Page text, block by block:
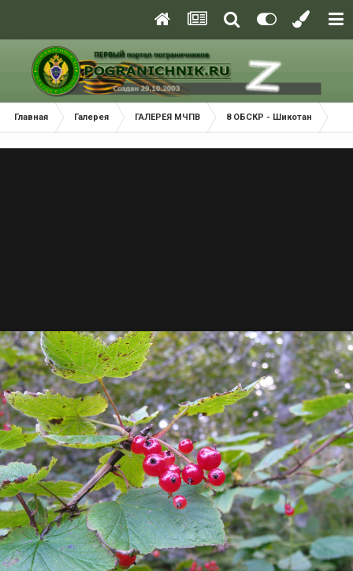
Главная Галерея ГАЛЕРЕЯ МЧПВ 8 ОБСКР - Шикотан